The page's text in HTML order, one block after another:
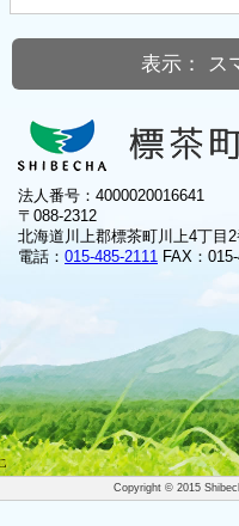
表示： ス
法人番号：4000020016641
〒088-2312
北海道川上郡標茶町川上4丁目
電話： 015-485-2111 FAX：
Copyright © 2015